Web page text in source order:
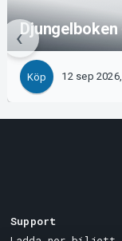
Köp 12 sep
Support